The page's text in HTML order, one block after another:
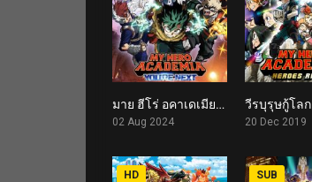
7มาย ฮีโร่ อคาเดเมีย My Hero Academia: You’re Next (2024)
02 Aug 2024 20 Dec 2019
HD SUB